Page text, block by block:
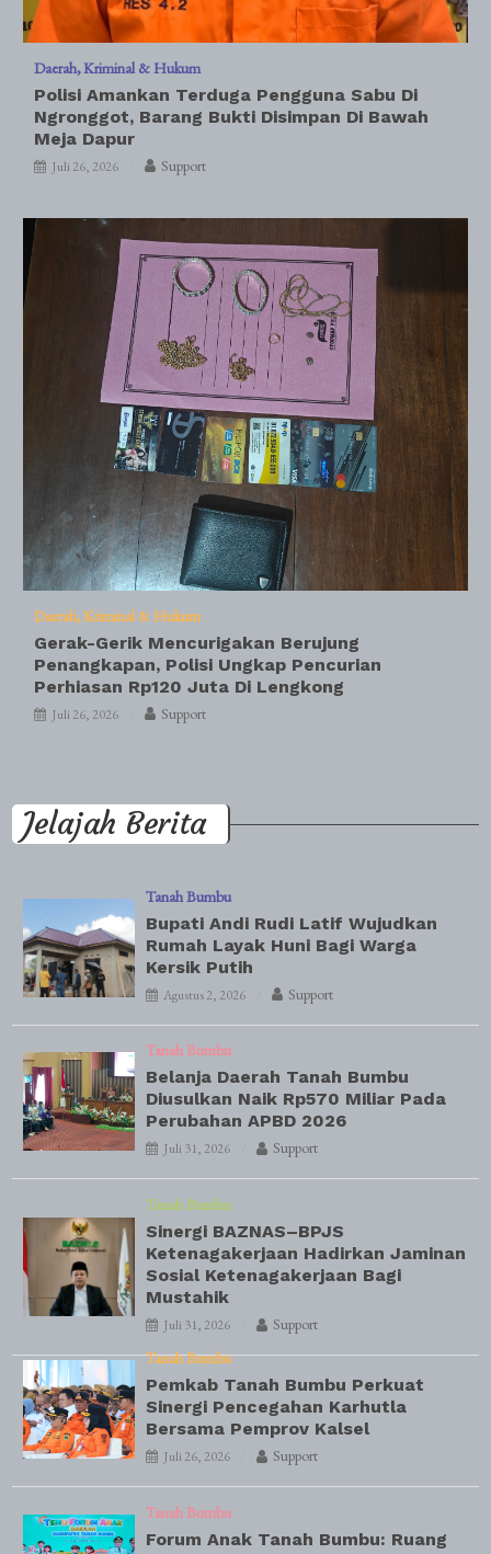
Daerah Kriminal & Hukum
Polisi Amankan Terduga Pengguna Sabu Di
Ngronggot, Barang Bukti Disimpan Di Bawah
Meja Dapur
Juli 26, 2026 Support
Daerah Kriminal & Hukum
Gerak-Gerik Mencurigakan Berujung
Penangkapan, Polisi Ungkap Pencurian
Perhiasan Rp120 Juta Di Lengkong
Juli 26, 2026 Support
Jelajah Berita
Tanah Bumbu
Bupati Andi Rudi Latif Wujudkan
Rumah Layak Huni Bagi Warga
Kersik Putih
Agustus 2, 2026 Support
Tanah Bumbu
Belanja Daerah Tanah Bumbu
Diusulkan Naik Rp570 Miliar Pada
Perubahan APBD 2026
Juli 31, 2026 Support
Tanah Bumbu
Sinergi BAZNAS–BPJS
Ketenagakerjaan Hadirkan Jaminan
Sosial Ketenagakerjaan Bagi
Mustahik
Juli 31, 2026
Support
Tanah Bumbu
Pemkab Tanah Bumbu Perkuat
Sinergi Pencegahan Karhutla
Bersama Pemprov Kalsel
Juli 26, 2026 Support
Tanah Bumbu
Forum Anak Tanah Bumbu: Ruang